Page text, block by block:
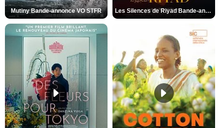
Mutiny Bande-annonce VO STFR Les Silences de Riyad Bande-annonce VO STFR